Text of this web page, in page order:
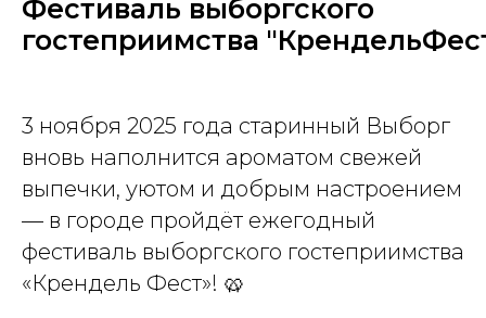
Фестиваль выборгского
гостеприимства
3 ноября 2025 года старинный Выборг
вновь наполнится ароматом свежей
выпечки, уютом и добрым настроением
— в городе пройдёт ежегодный
фестиваль выборгского гостеприимства
«Крендель Фест»! 🥨